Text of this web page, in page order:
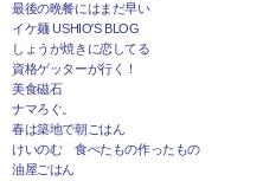
最後の晩餐にはまだ早い
イケ麺 USHIO'S BLOG
しょうが焼きに恋してる
資格ゲッターが行く！
美食磁石
ナマろぐ。
春は築地で朝ごはん
けいのむ 食べたもの作ったもの
油屋ごはん